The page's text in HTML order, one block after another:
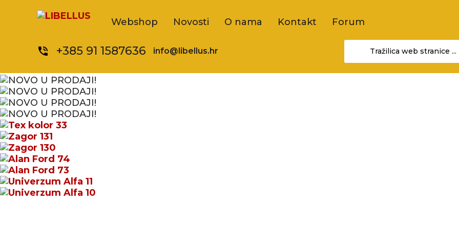
Webshop Novosti O nama Kontakt Forum
phone_in_talk +385 91 1587636 info@libellus.hr